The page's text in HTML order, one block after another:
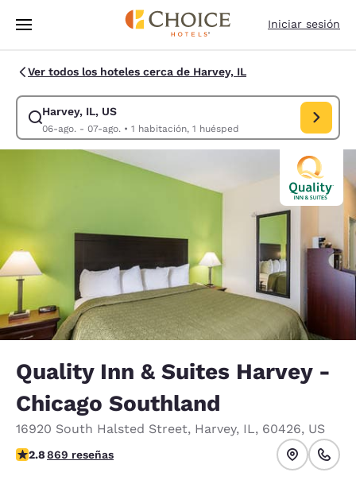
Pasar A Contenido Principal
Iniciar sesión
Ver todos los hoteles cerca de Harvey, IL
Harvey, IL, US
06-ago. - 07-ago.• 1 habitación, 1 huésped
Modificar la búsqueda de Harvey, IL, US. Fecha de check-in 06-ago.,
Quality Inn & Suites Harvey -
Chicago Southland
16920 South Halsted Street, Harvey, IL, 60426, US
calificación de 2.82 estrellas. Feria.
2.8869 reseñas